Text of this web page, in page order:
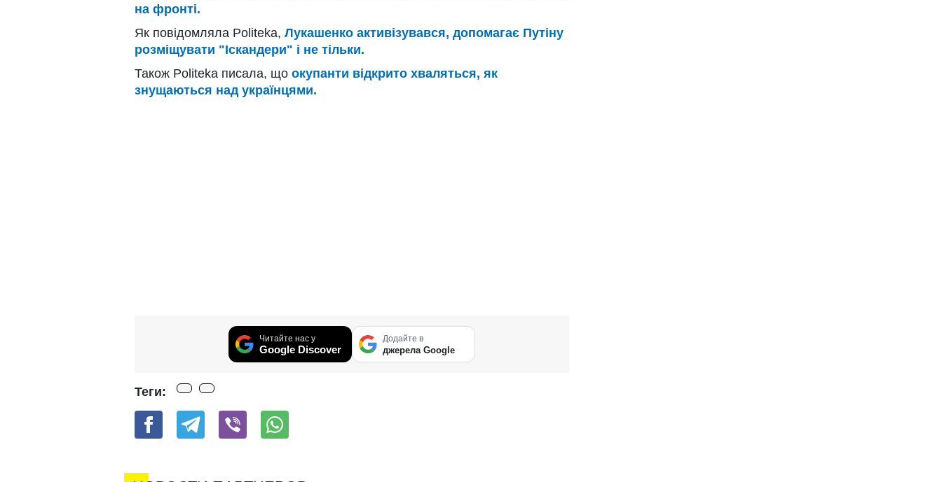
на фронті.
Як повідомляла Politeka, Лукашенко активізувався, допомагає Путіну
розміщувати "Іскандери" і не тільки.
Також Politeka писала, що окупанти відкрито хваляться, як
знущаються над українцями.
Читайте нас у
Google Discover
Додайте в
джерела Google
Теги: